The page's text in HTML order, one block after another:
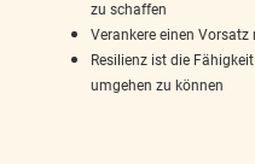
zu schaffen
Verankere einen
Resilienz ist die
umgehen zu können